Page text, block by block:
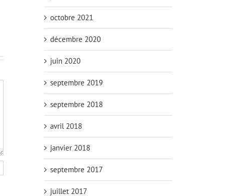
octobre 2021
décembre 2020
juin 2020
septembre 2019
septembre 2018
avril 2018
janvier 2018
septembre 2017
juillet 2017